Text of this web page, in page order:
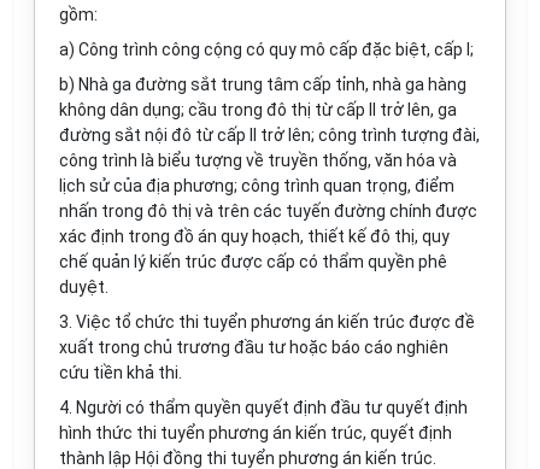
gồm:
a) Công trình công cộng có quy mô cấp đặc biệt, cấp I;
b) Nhà ga đường sắt trung tâm cấp tỉnh, nhà ga hàng
không dân dụng; cầu trong đô thị từ cấp
trở lên, ga
đường sắt nội đô từ cấp II trở lên; công trình tượng đài,
công trình là biểu tượng về truyền thống, văn hóa và
lịch sử của địa phương; công trình quan trọng, điểm
nhấn trong đô thị và trên các tuyến đường chính được
xác định trong đồ án quy hoạch, thiết kế đô thị, quy
chế quản lý kiến trúc được cấp có thẩm quyền phê
duyệt.
3. Việc tổ chức thi tuyển phương án kiến trúc được đề
xuất trong chủ trương đầu tư hoặc báo cáo nghiên
cứu tiền khả thi.
4. Người có thẩm quyền quyết định đầu tư quyết định
hình thức thi tuyển phương án kiến trúc, quyết định
thành lập Hội đồng thi tuyển phương án kiến trúc.